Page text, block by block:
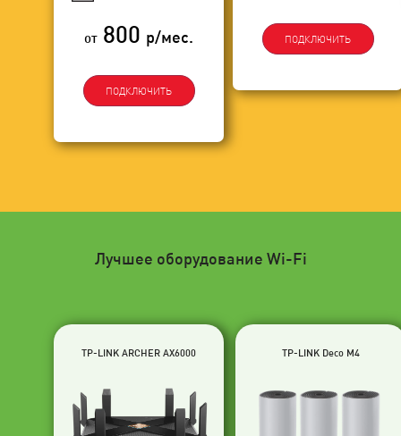
от 800 р/мес.
ПОДКЛЮЧИТЬ
ПОДКЛЮЧИТЬ
Лучшее оборудование Wi-Fi
TP-LINK ARCHER AX6000 TP-LINK Deco M4